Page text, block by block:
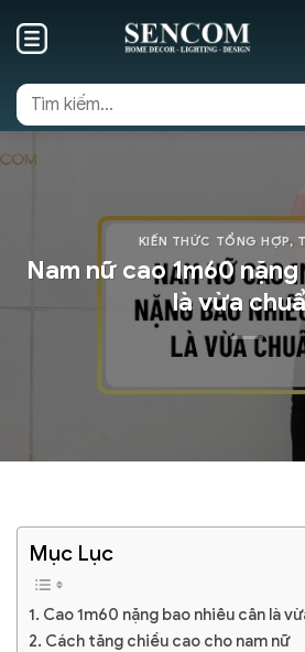
Tìm
kiếm:
KIẾN THỨC TỔNG HỢP,
Nam nữ cao 1m60
là vừa
Mục Lục
1. Cao 1m60 nặng bao nhiêu cân là
2. Cách tăng chiều cao cho nam nữ